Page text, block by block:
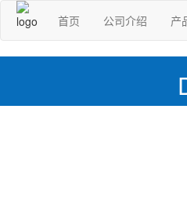
首页 公司介绍 产